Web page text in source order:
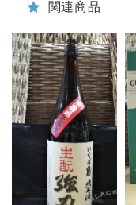
関連商品